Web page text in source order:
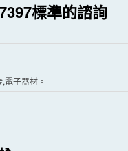
標準的諮詢
電子器材。